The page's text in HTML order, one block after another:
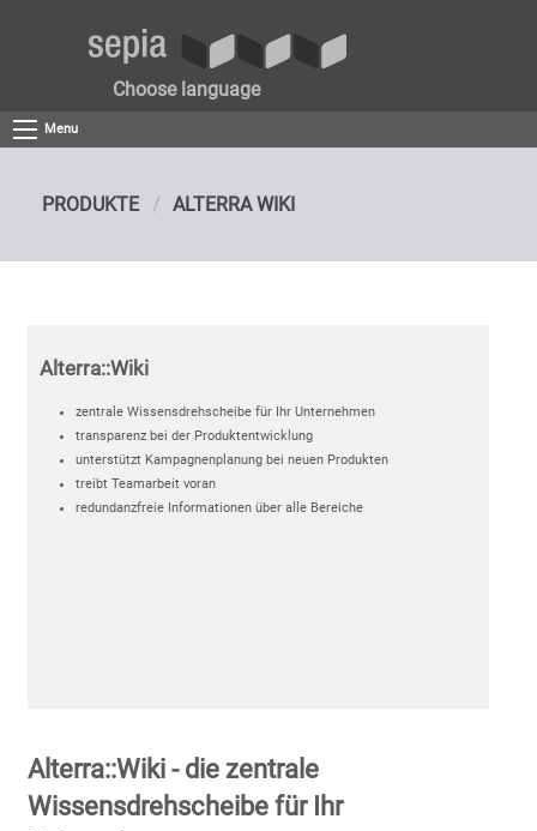
Choose language
Menu
PRODUKTE ALTERRA WIKI
Alterra::Wiki
zentrale Wissensdrehscheibe für Ihr Unternehmen
transparenz bei der Produktentwicklung
unterstützt Kampagnenplanung bei neuen Produkten
treibt Teamarbeit voran
redundanzfreie Informationen über alle Bereiche
Alterra::Wiki - die zentrale
Wissensdrehscheibe für Ihr